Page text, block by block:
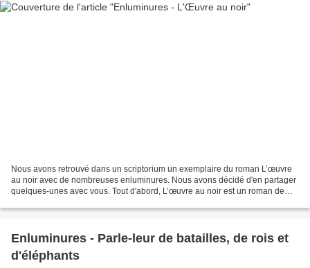
Nous avons retrouvé dans un scriptorium un exemplaire du roman L’œuvre
au noir avec de nombreuses enluminures. Nous avons décidé d'en partager
quelques-unes avec vous. Tout d'abord, L’œuvre au noir est un roman de
Enluminures - Parle-leur de batailles, de rois et
d'éléphants